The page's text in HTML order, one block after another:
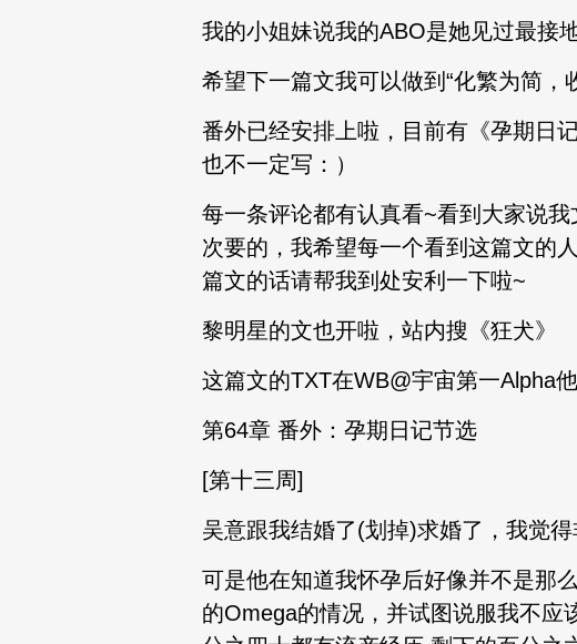
我的小姐妹说我的ABO是她见过最接
希望下一篇文我可以做到“化繁为简，
番外已经安排上啦，目前有《孕期日
也不一定写：）
每一条评论都有认真看~看到大家说
次要的，我希望每一个看到这篇文的
篇文的话请帮我到处安利一下啦~
黎明星的文也开啦，站内搜《狂犬》
这篇文的TXT在WB@宇宙第一Alpha
第64章 番外：孕期日记节选
[第十三周]
吴意跟我结婚了(划掉)求婚了，我觉得
可是他在知道我怀孕后好像并不是那
的Omega的情况，并试图说服我不